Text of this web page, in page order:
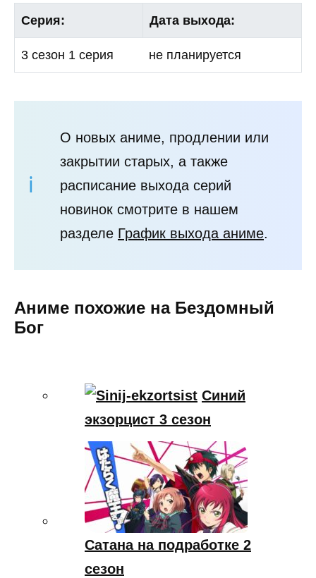
Серия: Дата выхода:
3 сезон 1 серия не планируется
О новых аниме, продлении или
закрытии старых, а также
расписание выхода серий
новинок смотрите в нашем
разделе График выхода аниме.
Аниме похожие на Бездомный
Бог
Синий
экзорцист 3 сезон
Сатана на подработке 2
сезон